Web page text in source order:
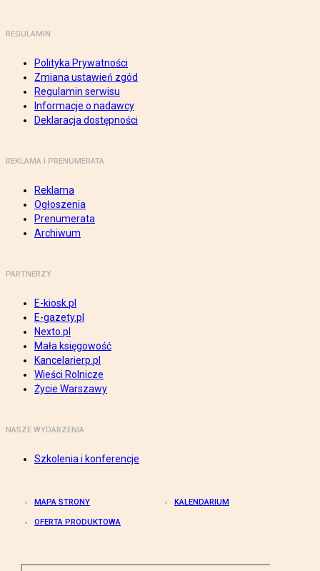
REGULAMIN
Polityka Prywatności
Zmiana ustawień zgód
Regulamin serwisu
Informacje o nadawcy
Deklaracja dostępności
REKLAMA I PRENUMERATA
Reklama
Ogłoszenia
Prenumerata
Archiwum
PARTNERZY
E-kiosk.pl
E-gazety.pl
Nexto.pl
Mała księgowość
Kancelarierp.pl
Wieści Rolnicze
Życie Warszawy
NASZE WYDARZENIA
Szkolenia i konferencje
MAPA STRONY KALENDARIUM
OFERTA PRODUKTOWA